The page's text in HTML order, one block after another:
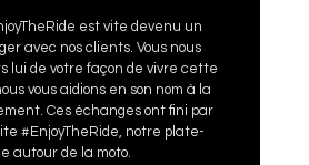
est vite devenu un
avec nos clients. Vous nous
lui de votre façon de vivre cette
vous aidions en son nom à la
Ces échanges ont fini par
#EnjoyTheRide, notre plate-
autour de la moto.